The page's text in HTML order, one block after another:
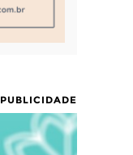
PUBLICIDADE